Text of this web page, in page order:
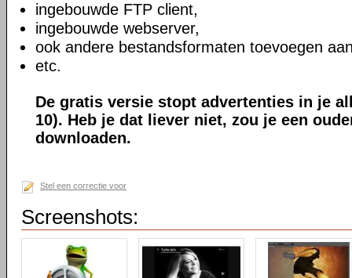
ingebouwde FTP client,
ingebouwde webserver,
ook andere bestandsformaten toevoegen
etc.
De gratis versie stopt advertenties in je
10). Heb je dat liever niet, zou je een
downloaden.
Stel een correctie voor
Screenshots: